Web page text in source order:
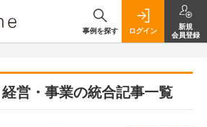
事例を探す ログイン
新規
会員登録
経営・事業の統合記事一覧